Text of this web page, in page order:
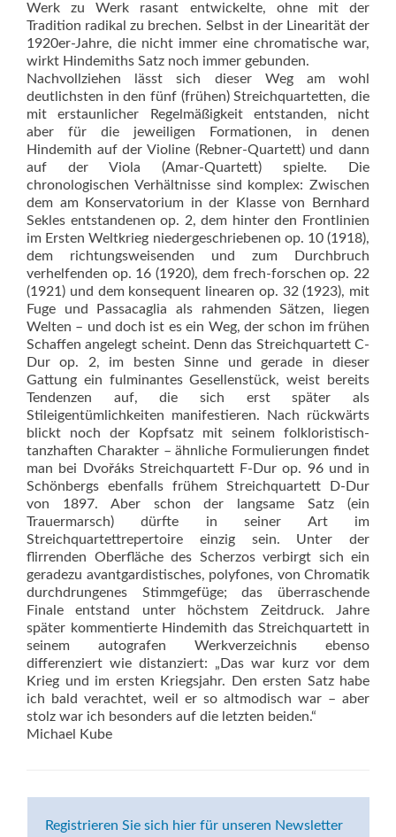
Werk zu Werk rasant entwickelte, ohne mit der
Tradition radikal zu brechen. Selbst in der Linearität der
1920er-Jahre, die nicht immer eine chromatische war,
wirkt Hindemiths Satz noch immer gebunden.
Nachvollziehen lässt sich dieser Weg am wohl
deutlichsten in den fünf (frühen) Streichquartetten, die
mit erstaunlicher Regelmäßigkeit entstanden, nicht
aber für die jeweiligen Formationen, in denen
Hindemith auf der Violine (Rebner-Quartett) und dann
auf der Viola (Amar-Quartett) spielte. Die
chronologischen Verhältnisse sind komplex: Zwischen
dem am Konservatorium in der Klasse von Bernhard
Sekles entstandenen op. 2, dem hinter den Frontlinien
im Ersten Weltkrieg niedergeschriebenen op. 10 (1918),
dem richtungsweisenden und zum Durchbruch
verhelfenden op. 16 (1920), dem frech-forschen op. 22
(1921) und dem konsequent linearen op. 32 (1923), mit
Fuge und Passacaglia als rahmenden Sätzen, liegen
Welten – und doch ist es ein Weg, der schon im frühen
Schaffen angelegt scheint. Denn das Streichquartett C-
Dur op. 2, im besten Sinne und gerade in dieser
Gattung ein fulminantes Gesellenstück, weist bereits
Tendenzen auf, die sich erst später als
Stileigentümlichkeiten manifestieren. Nach rückwärts
blickt noch der Kopfsatz mit seinem folkloristisch-
tanzhaften Charakter – ähnliche Formulierungen findet
man bei Dvořáks Streichquartett F-Dur op. 96 und in
Schönbergs ebenfalls frühem Streichquartett D-Dur
von 1897. Aber schon der langsame Satz (ein
Trauermarsch) dürfte in seiner Art im
Streichquartettrepertoire einzig sein. Unter der
flirrenden Oberfläche des Scherzos verbirgt sich ein
geradezu avantgardistisches, polyfones, von Chromatik
durchdrungenes Stimmgefüge; das überraschende
Finale entstand unter höchstem Zeitdruck. Jahre
später kommentierte Hindemith das Streichquartett in
seinem autografen Werkverzeichnis ebenso
differenziert wie distanziert: „Das war kurz vor dem
Krieg und im ersten Kriegsjahr. Den ersten Satz habe
ich bald verachtet, weil er so altmodisch war – aber
stolz war ich besonders auf die letzten beiden.“
Michael Kube
Registrieren Sie sich hier für unseren Newsletter